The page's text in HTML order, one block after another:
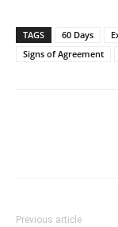
TAGS 60 Days
Signs of Agreement
Previous article